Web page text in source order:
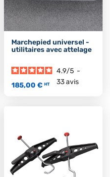
Marchepied universel -
utilitaires avec attelage
4.9/5 -
33avis
185,00 € HT